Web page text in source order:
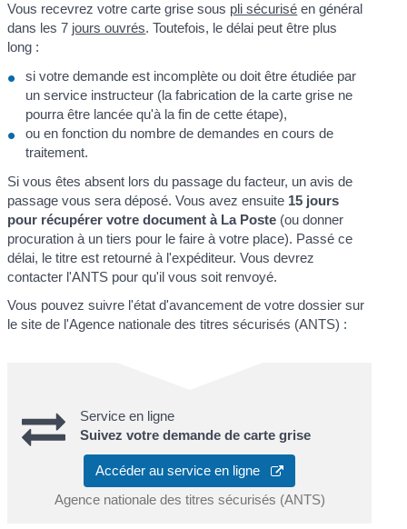
Vous recevrez votre carte grise sous pli sécurisé en général
dans les 7 jours ouvrés. Toutefois, le délai peut être plus
long :
si votre demande est incomplète ou doit être étudiée par
un service instructeur (la fabrication de la carte grise ne
pourra être lancée qu'à la fin de cette étape),
ou en fonction du nombre de demandes en cours de
traitement.
Si vous êtes absent lors du passage du facteur, un avis de
passage vous sera déposé. Vous avez ensuite 15 jours
pour récupérer votre document à La Poste (ou donner
procuration à un tiers pour le faire à votre place). Passé ce
délai, le titre est retourné à l'expéditeur. Vous devrez
contacter l'ANTS pour qu'il vous soit renvoyé.
Vous pouvez suivre l'état d'avancement de votre dossier sur
le site de l'Agence nationale des titres sécurisés (ANTS) :
Service en ligne
Suivez votre demande de carte grise
Accéder au service en ligne
Agence nationale des titres sécurisés (ANTS)